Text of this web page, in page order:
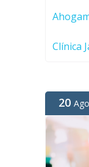
Clínica
20 Ago